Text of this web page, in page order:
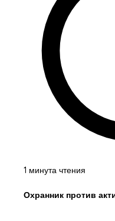
1 минута чтения
Охранник против